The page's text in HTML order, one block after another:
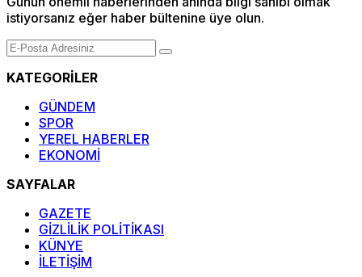
istiyorsanız eğer haber bültenine üye olun.
KATEGORİLER
GÜNDEM
SPOR
YEREL HABERLER
EKONOMİ
SAYFALAR
GAZETE
GİZLİLİK POLİTİKASI
KÜNYE
İLETİŞİM